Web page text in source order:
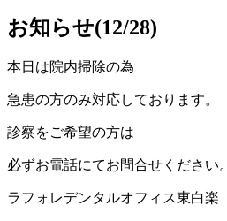
お知らせ(12/28)
本日は院内掃除の為
急患の方のみ対応しております。
診察をご希望の方は
必ずお電話にてお問合せください。
ラフォレデンタルオフィス東白楽